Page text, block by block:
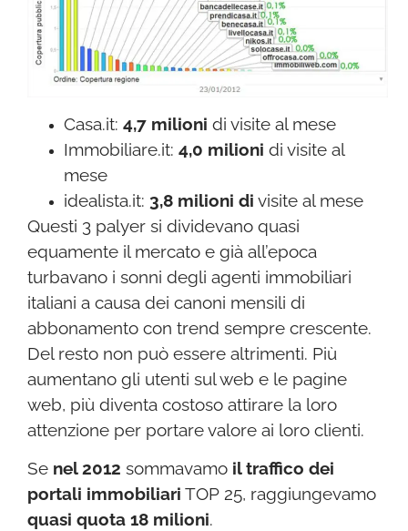
Casa.it:4,7 milioni di visite al mese
Immobiliare.it:4,0 milioni di visite al
mese
idealista.it: 3,8 milioni di visite al mese
Questi 3 palyer si dividevano quasi
equamente il mercato e già all’epoca
turbavano i sonni degli agenti immobiliari
italiani a causa dei canoni mensili di
abbonamento con trend sempre crescente.
Del resto non può essere altrimenti. Più
aumentano gli utenti sul web e le pagine
web, più diventa costoso attirare la loro
attenzione per portare valore ai loro clienti.
Se nel 2012 sommavamo il traffico dei
portali immobiliari TOP 25, raggiungevamo
quasi quota 18 milioni.